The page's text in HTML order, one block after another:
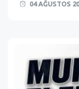
04 AĞUSTOS